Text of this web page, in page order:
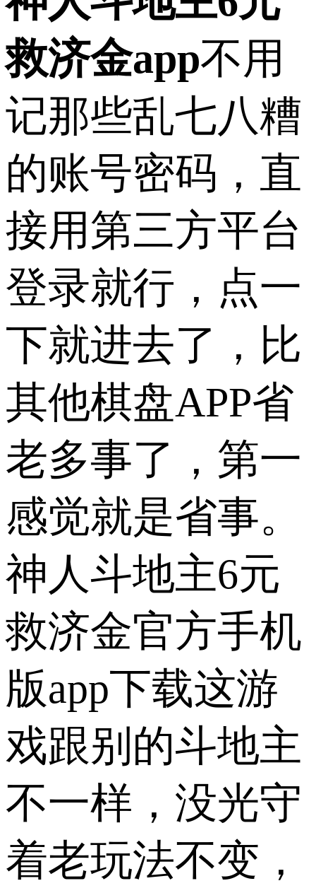
救济金app不用
记那些乱七八糟
的账号密码，直
接用第三方平台
登录就行，点一
下就进去了，比
其他棋盘APP省
老多事了，第一
感觉就是省事。
神人斗地主6元
救济金官方手机
版app下载这游
戏跟别的斗地主
不一样，没光守
着老玩法不变，